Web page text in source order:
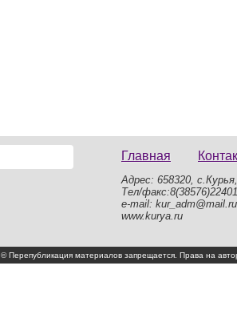
Главная
Адрес: 658320,
Тел/факс:8(38576)22401
e-mail: kur_adm@mail.ru
www.kurya.ru
© Перепубликация материалов запрещается. Права